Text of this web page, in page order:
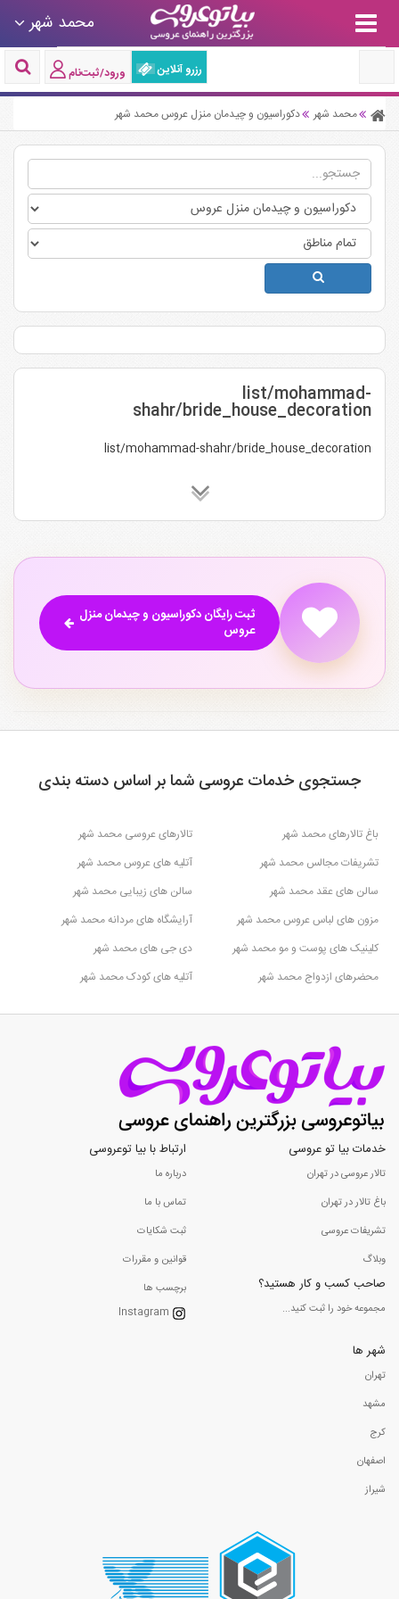
محمد شهر
رزرو آنلاین ورود/ثبت‌نام
محمد شهر دکوراسیون و چیدمان منزل عروس محمد شهر
list/mohammad-
shahr/bride_house_decoration
list/mohammad-shahr/bride_house_decoration
ثبت رایگان دکوراسیون و چیدمان منزل
عروس
جستجوی خدمات عروسی شما بر اساس دسته بندی
باغ تالارهای محمد شهر
تالارهای عروسی محمد شهر
تشریفات مجالس محمد شهر
آتلیه های عروس محمد شهر
سالن های عقد محمد شهر
سالن های زیبایی محمد شهر
مزون های لباس عروس محمد شهر
آرایشگاه های مردانه محمد شهر
کلینیک های پوست و مو محمد شهر
دی جی های محمد شهر
محضرهای ازدواج محمد شهر
آتلیه های کودک محمد شهر
خدمات بیا تو عروسی
تالار عروسی در تهران
باغ تالار در تهران
تشریفات عروسی
وبلاگ
صاحب کسب و کار هستید؟
مجموعه خود را ثبت کنید...
ارتباط با بیا توعروسی
درباره ما
تماس با ما
ثبت شکایات
قوانین و مقررات
برچسب ها
Instagram
شهر ها
تهران
مشهد
کرج
اصفهان
شیراز